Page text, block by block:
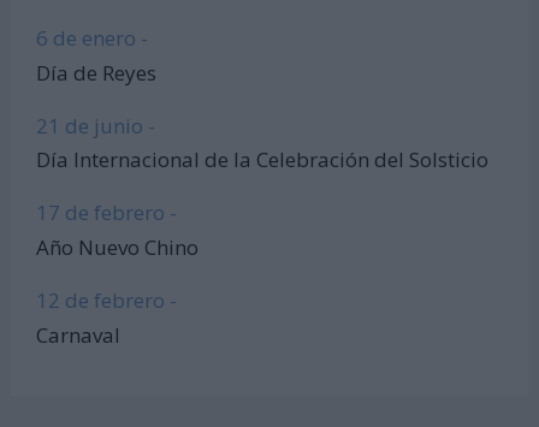
6 de enero -
Día de Reyes
21 de junio -
Día Internacional de la Celebración del Solsticio
17 de febrero -
Año Nuevo Chino
12 de febrero -
Carnaval